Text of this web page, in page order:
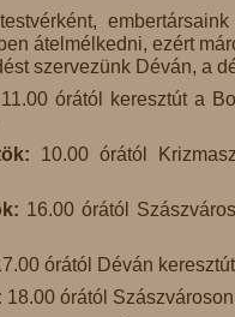
átelmélkedni, ezért
szervezünk Déván, a
11.00 órától keresztút a
10.00 órától
16.00 órától
órától Déván
18.00 órától